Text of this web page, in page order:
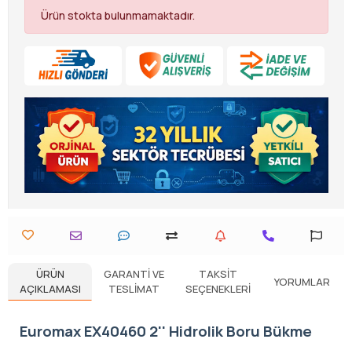
Ürün stokta bulunmamaktadır.
ÜRÜN
AÇIKLAMASI
GARANTI VE
TESLIMAT
TAKSIT
SEÇENEKLERI
YORUMLAR
Euromax EX40460 2'' Hidrolik Boru Bükme